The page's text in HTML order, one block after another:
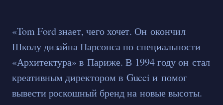
«Tom Ford знает, чего хочет. Он окончил
Школу дизайна Парсонса по специальности
«Архитектура» в Париже. В 1994 году он стал
креативным директором в Gucci и помог
вывести роскошный бренд на новые высоты.